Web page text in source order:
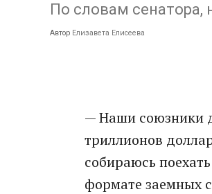
По словам сенатора,
Автор Елизавета Елисеева
— Наши союзники
триллионов
собираюсь
формате заемных